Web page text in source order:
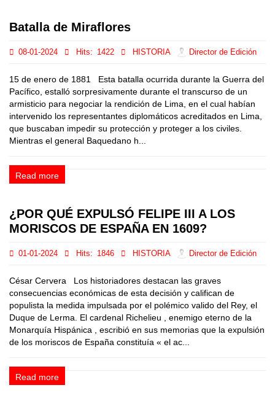
Batalla de Miraflores
08-01-2024 Hits: 1422 HISTORIA Director de Edición
15 de enero de 1881 Esta batalla ocurrida durante la Guerra del
Pacífico, estalló sorpresivamente durante el transcurso de un
armisticio para negociar la rendición de Lima, en el cual habían
intervenido los representantes diplomáticos acreditados en Lima,
que buscaban impedir su protección y proteger a los civiles.
Mientras el general Baquedano h...
Read more
¿POR QUÉ EXPULSÓ FELIPE III A LOS
MORISCOS DE ESPAÑA EN 1609?
01-01-2024 Hits: 1846 HISTORIA Director de Edición
César Cervera Los historiadores destacan las graves
consecuencias económicas de esta decisión y califican de
populista la medida impulsada por el polémico valido del Rey, el
Duque de Lerma. El cardenal Richelieu , enemigo eterno de la
Monarquía Hispánica , escribió en sus memorias que la expulsión
de los moriscos de España constituía « el ac...
Read more